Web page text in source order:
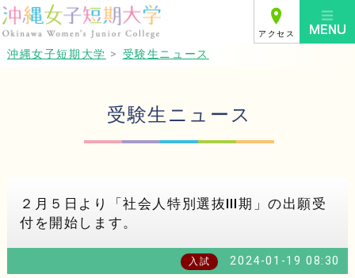
アクセス
沖縄女子短期大学 > 受験生ニュース
受験生ニュース
２月５日より「社会人特別選抜Ⅲ期」の出願受
付を開始します。
入試 2024-01-19 08:30